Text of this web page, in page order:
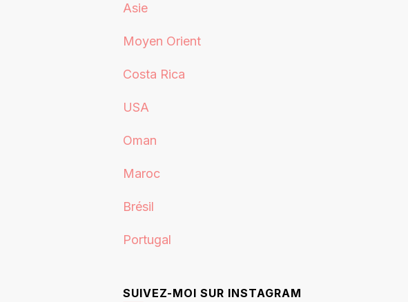
Asie
Moyen Orient
Costa Rica
USA
Oman
Maroc
Brésil
Portugal
SUIVEZ-MOI SUR INSTAGRAM